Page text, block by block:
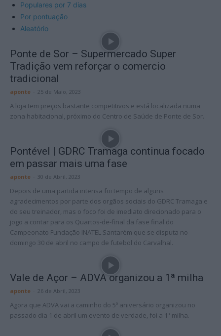
Populares por 7 dias
Por pontuação
Aleatório
Ponte de Sor – Supermercado Super
Tradição vem reforçar o comercio
tradicional
aponte 25 de Maio, 2023
A loja tem preços bastante competitivos e está localizada numa
zona habitacional, próximo do Centro de Saúde de Ponte de Sor.
Pontével | GDRC Tramaga continua focado
em passar mais uma fase
aponte 30 de Abril, 2023
Depois de uma partida intensa foi tempo de alguns
agradecimentos por parte dos orgãos sociais do GDRC Tramaga e
do seu treinador, mas o foco foi de imediato direcionado para o
jogo a contar para os Quartos-de-final da fase final do
Campeonato Fundação INATEL Santarém que se disputa no
domingo 30 de abril no campo de futebol do Carvalhal.
Vale de Açor – ADVA organizou a 1ª milha
aponte 26 de Abril, 2023
Agora que ADVA vai a caminho do 5º aniversário organizou no
passado dia 1 de abril um evento de verdade, foi a 1ª milha.